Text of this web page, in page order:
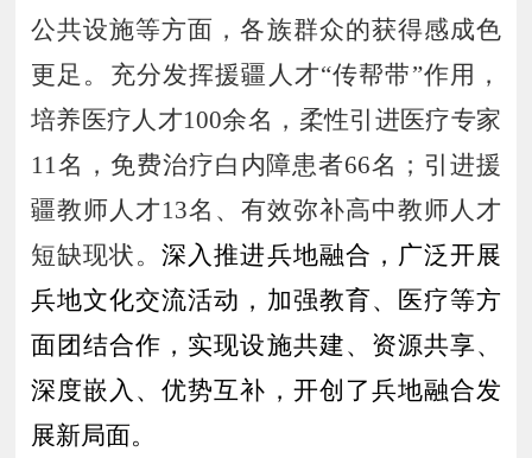
公共设施等方面，各族群众的获得感成色
更足 。 充分发挥援疆人才“传帮带”作用，
培养医疗人才100余名， 柔性引进医疗专家
11 名， 免费治疗白内障患者66名；引进援
疆教师 人才13名 、有效弥补高中教师人才
短缺现状。深入推进兵地融合，广泛开展
兵地文化交流活动，加强教育、医疗等方
面团结合作，实现设施共建、资源共享、
深度嵌入、优势互补，开创了兵地融合发
展新局面。